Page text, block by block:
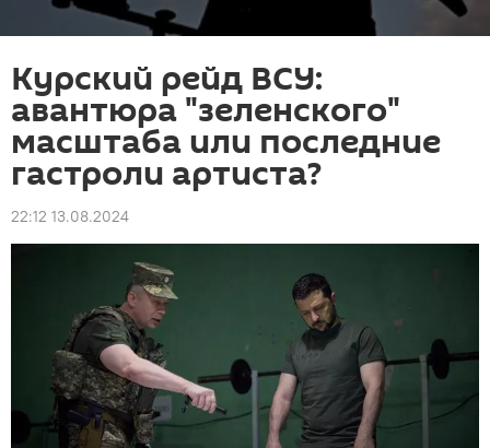
Курский рейд ВСУ:
авантюра "зеленского"
масштаба или последние
гастроли артиста?
22:12 13.08.2024